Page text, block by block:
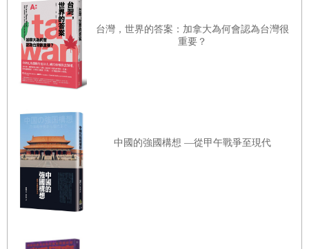
能還深深不信任彼此，或帶著怒氣。如果能達成這個短期目
標，我們就有希望可以往下找長期解決方法。
對媒體來說，外交不是一個輕鬆的題材。外交活動通常都要
投入很多精力，進展非常緩慢，所有參與者都必須守口如
寫什麼的報導，可我本人當時明明就在報導提到的場合。雖
然有些記者實在要讓我們抓狂，還是有部分記者願意花時間
查證，能提供獨立觀點，而不是一味迎合編輯喜好。
在每章中我都會提哪些策略成功了，哪些沒有，以及當時若
是做了什麼一切就會不一樣。外交沒有明確的終點，即使已
台灣，世界的答案：加拿大為何會認為台灣很
重要？
中國的強國構想 —從甲午戰爭至現代